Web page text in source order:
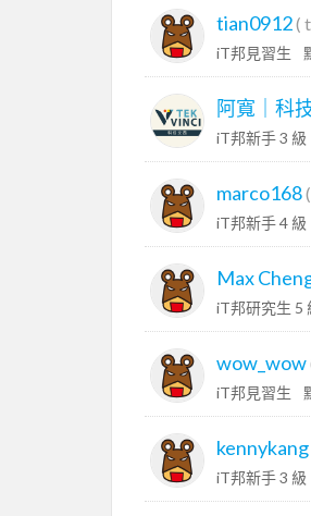
tian0912(
iT邦見習生
阿寬｜科
iT邦新手 3 級
marco168(
iT邦新手 4 級
Max
iT邦研究生 5
wow_wow
iT邦見習生
kennykang
iT邦新手 3 級